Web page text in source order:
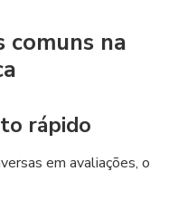
comuns na
rápido
em avaliações, o